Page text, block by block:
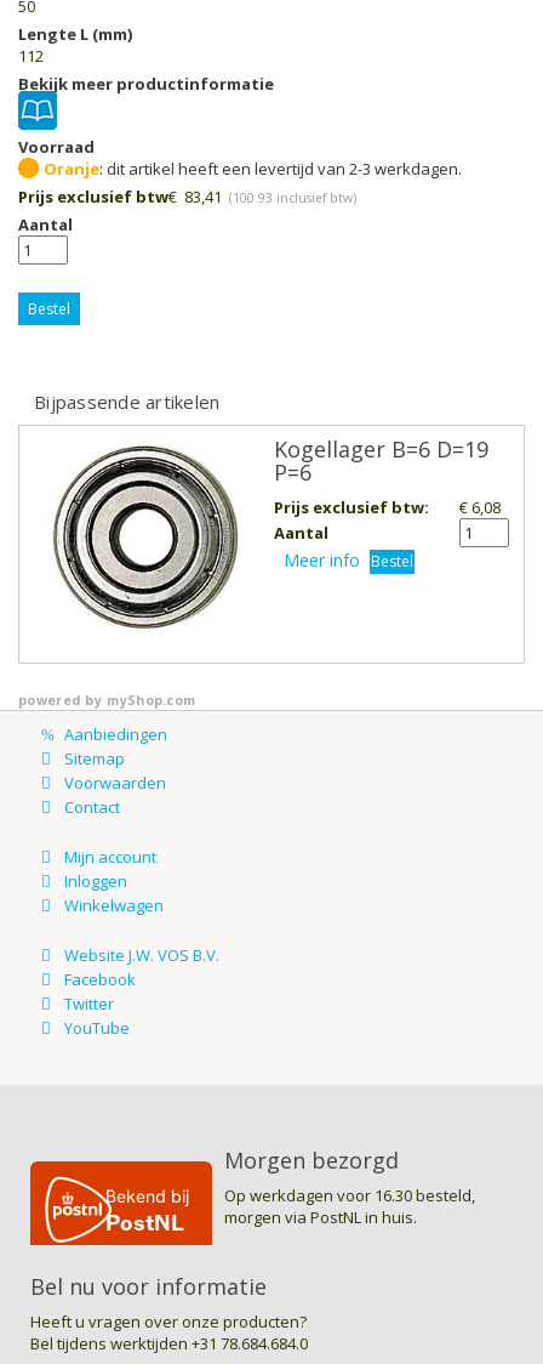
50
Lengte L (mm)
112
Bekijk meer productinformatie
Voorraad
Oranje
Prijs exclusief btw€ 83,41 (100.93 inclusief btw)
Aantal
Bestel
Bijpassende artikelen
Kogellager B=6 D=19
P=6
Prijs exclusief btw:
€ 6,08
Aantal
Meer info Bestel
powered by myShop.com
Morgen bezorgd
Op werkdagen voor 16.30 besteld,
morgen via PostNL in huis.
Bel nu voor informatie
Heeft u vragen over onze producten?
Bel tijdens werktijden +31 78.684.684.0